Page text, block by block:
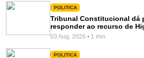
POLITICA
Tribunal Constitucional dá
responder ao recurso de
03 Aug, 2026 • 1 min
POLITICA